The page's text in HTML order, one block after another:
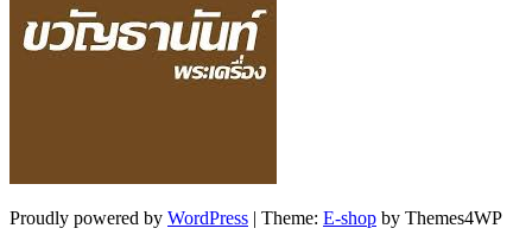
Proudly powered by WordPress | Theme: E-shop by Themes4WP